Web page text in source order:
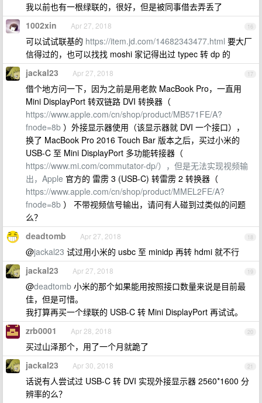
我以前也有一根绿联的，很好，但是被同事借去弄丢了
16
1002xin Apr 27, 2018
可以试试联基的 https://item.jd.com/14682343477.html 要大厂
信得过的，也可以找找 moshi 家记得出过 typec 转 dp 的
17
jackal23 Apr 27, 2018
借个地方问一下，因为之前是用老款 MacBook Pro，一直用
Mini DisplayPort 转双链路 DVI 转换器（
https://www.apple.com/cn/shop/product/MB571FE/A?
fnode=8b ）外接显示器使用（该显示器就 DVI 一个接口），
换了 MacBook Pro 2016 Touch Bar 版本之后，买过小米的
USB-C 至 Mini DisplayPort 多功能转接器（
https://www.mi.com/commutator-dp/），但是无法实现视频输
出，Apple 官方的 雷雳 3 (USB-C) 转雷雳 2 转换器（
https://www.apple.com/cn/shop/product/MMEL2FE/A?
fnode=8b ） 不带视频信号输出，请问有人碰到过类似的问题
么？
18
deadtomb Apr 27, 2018
@jackal23 试过用小米的 usbc 至 minidp 再转 hdmi 就不行
19
jackal23 Apr 27, 2018
@deadtomb 小米的那个如果能用按照接口数量来说是目前最
佳，但是可惜。
我打算再买一个绿联的 USB-C 转 Mini DisplayPort 再试试。
20
zrb0001 Apr 28, 2018
买过山泽那个，用了一个月就跪了
21
jackal23 Apr 30, 2018
话说有人尝试过 USB-C 转 DVI 实现外接显示器 2560*1600 分
辨率的么？